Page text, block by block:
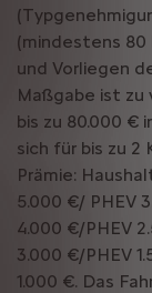
(mindestens 80
und Vorliegen
Maßgabe ist zu
bis zu 80.000 €
sich für bis zu 2
Prämie:
5.000 €/ PHEV
4.000 €/PHEV
3.000 €/PHEV
1.000 €. Das